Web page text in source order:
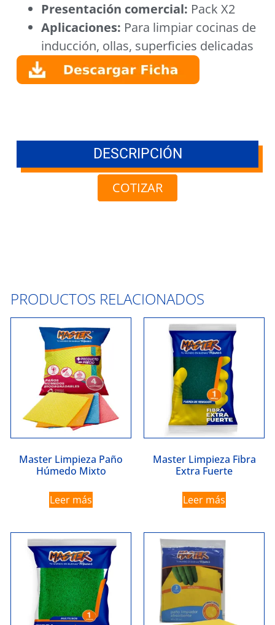
Presentación comercial: Pack X2
Aplicaciones: Para limpiar cocinas de
inducción, ollas, superficies delicadas
DESCRIPCIÓN
COTIZAR
PRODUCTOS RELACIONADOS
Master Limpieza Paño
Húmedo Mixto
Leer más
Master Limpieza Fibra
Extra Fuerte
Leer más